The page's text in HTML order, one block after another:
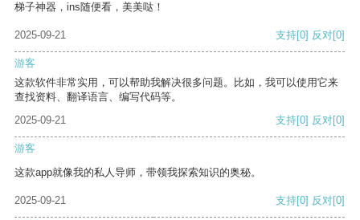
梯子神器，ins随便看，美美哒！
2025-09-21 支持[0] 反对[0]
游客
这款软件非常实用，可以帮助我解决很多问题。比如，我可以使用它来
查找资料、翻译语言、编写代码等。
2025-09-21
支持[0] 反对[0]
游客
这款app就像我的私人导师，带领我探索知识的奥秘。
2025-09-21 支持[0] 反对[0]